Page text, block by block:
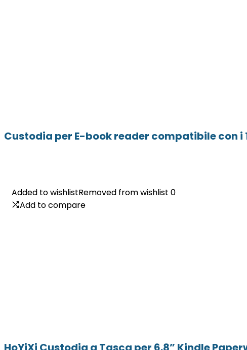
Custodia per E-book reader compatibile con i
Added to wishlistRemoved from wishlist 0
Add to compare
Added to wishlistRemoved from wishlist 0
Add to compare